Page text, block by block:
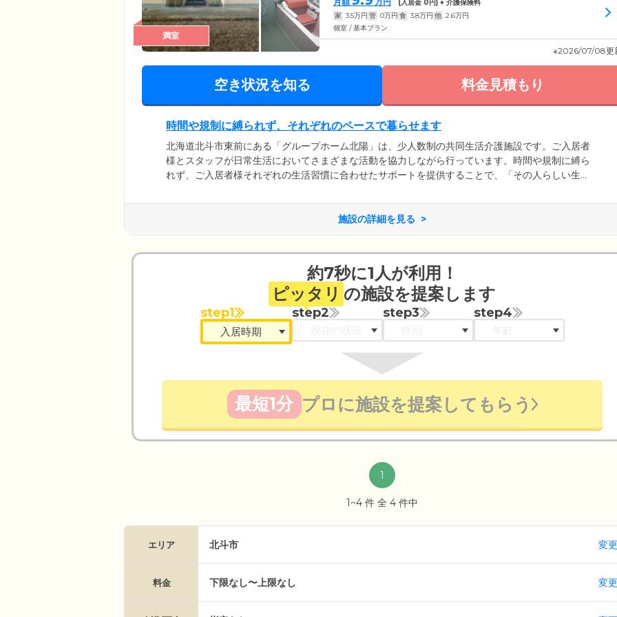
満室
(入居金 0 円) + 介護保険料
家 3.5万円 管 0万円 食 3.8万円 他 2.6万円
個室 / 基本プラン
※2026/07/08更
空き状況を知る 料金見積もり
時間や規制に縛られず、それぞれのペースで暮らせます
北海道北斗市東前にある「グループホーム北陽」は、少人数制の共同生活介護施設です。ご入居者
様とスタッフが日常生活においてさまざまな活動を協力しながら行っています。時間や規制に縛ら
れず、ご入居者様それぞれの生活習慣に合わせたサポートを提供することで、「その人らしい生
ともに暮らす日々」を大切にすることが、北陽の理念です。ご入居のみなさまに穏やかで楽しい日
常をお過ごしいただけるよう、笑顔があふれる居場所をつくりあげています。
施設の詳細を見る
約7秒に1人が利用！
ピッタリ の施設を提案します
step1 step2 step3 step4
最短1分 プロに施設を提案してもらう
1
1~4 件 全 4 件中
エリア 北斗市 変更
料金 下限なし〜上限なし 変更